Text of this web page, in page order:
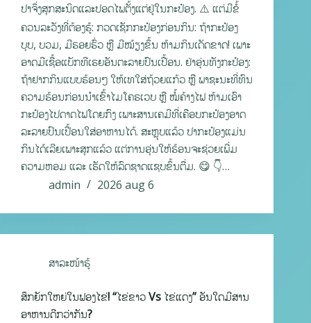
ປາຈຶ່ງສຸກສະນິດແລະປອດໄພຕັ້ງແຕ່ຢູ່ໃນກະປ໋ອງ. ⚠️ ແຕ່ມີຂໍ້
ຄວນລະວັງທີ່ຕ້ອງຮູ້: ກວດເຊັກກະປ໋ອງກ່ອນກິນ: ຖ້າກະປ໋ອງ
ບຸບ, ບວມ, ມີຮອຍຮົ່ວ ຫຼື ມີໝ້ຽງຂຶ້ນ ຫ້າມກິນເດັດຂາດ! ເພາະ
ອາດມີເຊື້ອແບັກທີເຣຍອັນຕະລາຍປົນເປື້ອນ. ຢ່າອຸ່ນທັງກະປ໋ອງ:
ຖ້າຢາກກິນແບບຮ້ອນໆ ໃຫ້ເທໃສ່ຖ້ວຍແກ້ວ ຫຼື ພາຊະນະທີ່ທົນ
ຄວາມຮ້ອນກ່ອນນຳເຂົ້າໄມໂຄຣເວບ ຫຼື ໝໍ້ຄ້າງໄຟ ຫ້າມເອົາ
ກະປ໋ອງໄປດາດໄຟໂດຍກົງ ເພາະສານເຄມີທີ່ເຄືອບກະປ໋ອງອາດ
ລະລາຍປົນເປື້ອນໃສ່ອາຫານໄດ້. ສະຫຼຸບແລ້ວ ປາກະປ໋ອງແມ່ນ
ກິນໄດ້ເລີຍເພາະສຸກແລ້ວ ແຕ່ການອຸ່ນໃຫ້ຮ້ອນຈະຊ່ວຍເພີ່ມ
ຄວາມຫອມ ແລະ ເຮັດໃຫ້ລົດຊາດແຊບຂຶ້ນຕື່ມ. 😋 👇…
admin
2026 aug 6
ສາລະໜ້າຮູ້
ສຶກຍັກໃຫຍ່ໃນຟອງໄຂ່! “ໄຂ່ຂາວ Vs ໄຂ່ແດງ” ອັນໃດມີສານ
ອາຫານດີກວ່າກັນ?